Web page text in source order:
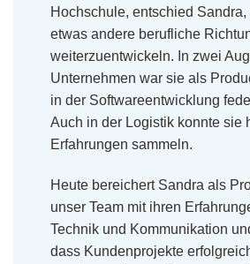
Hochschule, entschied
etwas andere berufliche
weiterzuentwickeln. In zwei
Unternehmen war sie als
in der Softwareentwicklung
Auch in der Logistik konnte sie
Erfahrungen sammeln.
Heute bereichert Sandra als
unser Team mit ihren
Technik und Kommunikation
dass Kundenprojekte